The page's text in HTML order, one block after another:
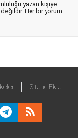
yazan kişiye
Her bir yorum
Sitene Ekle